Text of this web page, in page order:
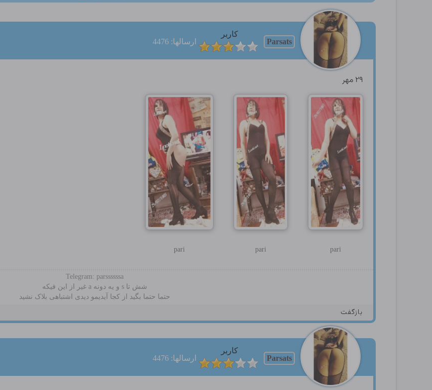
Parsats
کاربر
ارسالها: 4476
۲۹ مهر
pari
pari
pari
Telegram: parssssssa
شش تا s و یه دونه a غیر از این فیکه
حتما حتما بگید از کجا آیدیمو دیدی اشتباهی بلاک نشید
بازگفت
Parsats
کاربر
ارسالها: 4476